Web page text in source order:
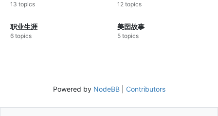
13 topics 12 topics
职业生涯
6 topics
美囶故事
5 topics
Powered by NodeBB| Contributors